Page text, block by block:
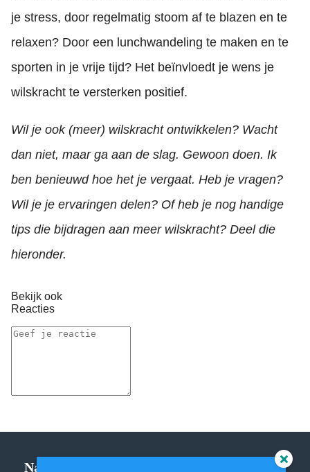
je stress, door regelmatig stoom af te blazen en te
relaxen? Door een lunchwandeling te maken en te
sporten in je vrije tijd? Het beïnvloedt je wens je
wilskracht te versterken positief.
Wil je ook (meer) wilskracht ontwikkelen? Wacht
dan niet, maar ga aan de slag. Gewoon doen. Ik
ben benieuwd hoe het je vergaat. Heb je vragen?
Wil je je ervaringen delen? Of heb je nog handige
tips die bijdragen aan meer wilskracht? Deel die
hieronder.
Bekijk ook
Reacties
Navigatie